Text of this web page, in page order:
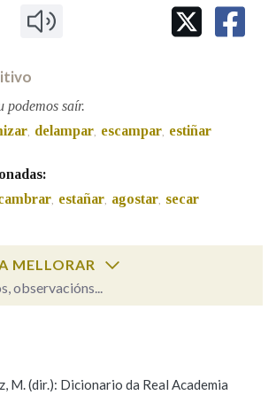
IDENTIDADE CORPORATIVA
MARCIAL DEL ADALID
FIGURAS HOMENAXEADAS
PRIMAVERA DAS LETRAS
PORTAL DAS PALABRAS
Bluesky
podemos saír.
, delampar, escampar, estiñar
, estañar, agostar, secar
MELLORAR
observacións...
OPCIÓN:
M. (dir.): Dicionario da Real Academia